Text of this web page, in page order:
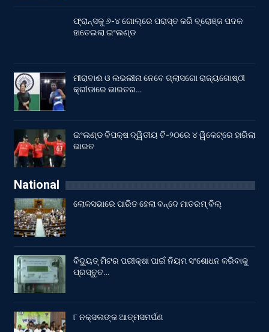
ଫ୍ରାନ୍ସକୁ ୬-୪ ଗୋଲ୍‌ରେ ପରାସ୍ତ କରି ବ୍ରୋଞ୍ଜ ପଦକ
ହାତେଇଲା ଇଂଲଣ୍ଡ
ମୀରାବାଈ ଓ ଲଭଲୀନା ନେବେ ଗ୍ଲାସଗୋ ରାଜ୍ୟଗୋଷ୍ଠୀ
କ୍ରୀଡାରେ ଭାରତର…
ଇଂଲଣ୍ଡ ବିପକ୍ଷ ଦ୍ୱିତୀୟ ଟି-୨୦ରେ ୪ ୱିକେଟ୍‌ରେ ହାରିଲା
ଭାରତ
National
ଲୋକସଭାରେ ପାରିତ ହେଲା ବନ୍ଦେ ମାତରମ୍‌ ବିଲ୍‌
ବିଦ୍ୟୁତ୍ ମିଟର ପରୀକ୍ଷା ପାଇଁ ନିୟମ ସଂଶୋଧନ କରିବାକୁ
ପ୍ରସ୍ତୁତ…
୮ ନକ୍ସଲଙ୍କ ଆତ୍ମସମର୍ପଣ